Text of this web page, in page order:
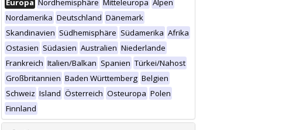
Europa Nordhemisphäre Mitteleuropa Alpen
Nordamerika Deutschland Dänemark
Skandinavien Südhemisphäre Südamerika Afrika
Ostasien Südasien Australien Niederlande
Frankreich Italien/Balkan Spanien Türkei/Nahost
Großbritannien Baden Württemberg Belgien
Schweiz Island Österreich Osteuropa Polen
Finnland